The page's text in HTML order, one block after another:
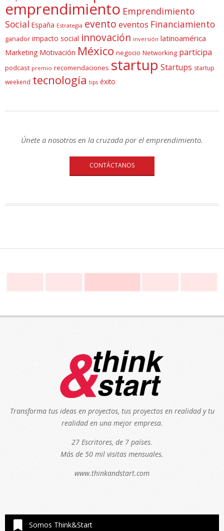
emprendimiento Emprendimiento
Social España Estrategia evento eventos Financiamiento
ganador impacto social innovación inversión latinoamérica
Marketing Motivación México negocio Networking participa
podcast premio recomendaciones startup Startups startup
weekend tecnología tips éxito
Únete a nosotros en la cruzada por el emprendimiento.
CONTÁCTANOS
Transforma tus ideas en proyectos, tus proyectos en realidad y tu
realidad en una mejor empresa.
27 Escritores, de 7 países.
Más de 50 mil visitas mensuales.
www.thinkandstart.com
Somos Think&Start